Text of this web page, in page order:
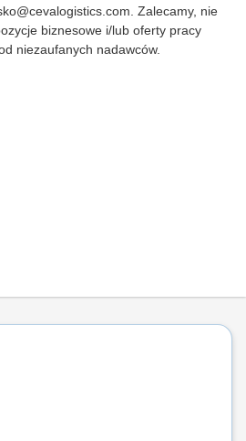
Zalecamy, nie
biznesowe i/lub oferty pracy
niezaufanych nadawców.